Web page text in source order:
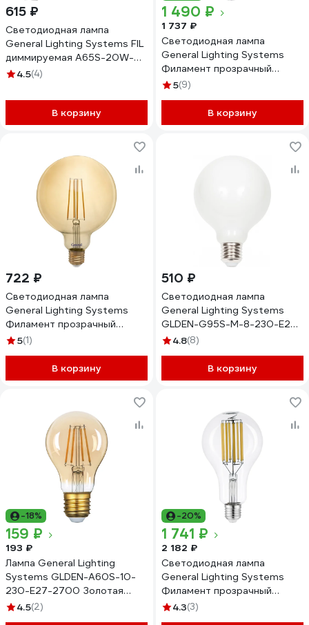
615 ₽
Светодиодная лампа
General Lighting Systems FIL
диммируемая A65S-20W-
E27 688100
4.5(4)
В корзину
1 490 ₽
1 737 ₽
Светодиодная лампа
General Lighting Systems
Филамент прозрачный
высокомощный E27 30Вт
белый свет GLDEN-A75-30-
230-E27-2700 661621
5(9)
В корзину
722 ₽
Светодиодная лампа
General Lighting Systems
Филамент прозрачный
золотой E27 8Вт 810Лм
Шар GLDEN-G125S-8-230-
E27-2700 655309
5(1)
В корзину
510 ₽
Светодиодная лампа
General Lighting Systems
GLDEN-G95S-M-8-230-E27-
2700 655311
4.8(8)
В корзину
-18%
159 ₽
193 ₽
Лампа General Lighting
Systems GLDEN-A60S-10-
230-E27-2700 Золотая
661413
4.5(2)
-20%
1 741 ₽
2 182 ₽
Светодиодная лампа
General Lighting Systems
Филамент прозрачный
высокомощный E27 40Вт
4.3(3)